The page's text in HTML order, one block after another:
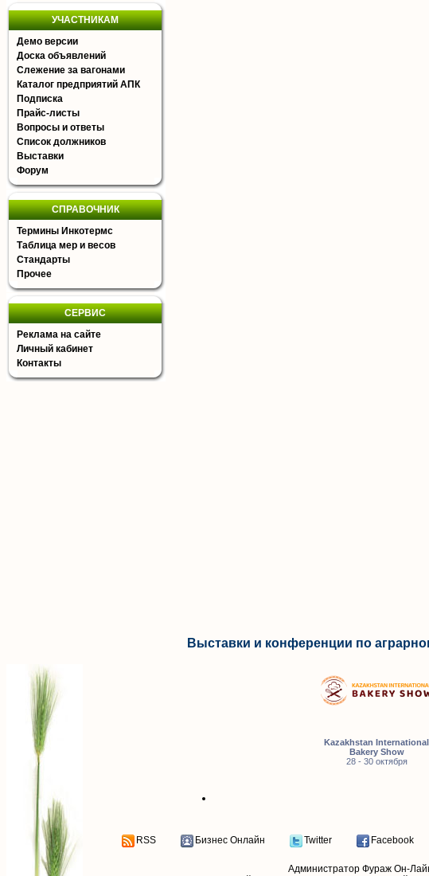
УЧАСТНИКАМ
Демо версии
Доска объявлений
Слежение за вагонами
Каталог предприятий АПК
Подписка
Прайс-листы
Вопросы и ответы
Список должников
Выставки
Форум
СПРАВОЧНИК
Термины Инкотермс
Таблица мер и весов
Стандарты
Прочее
СЕРВИС
Реклама на сайте
Личный кабинет
Контакты
Выставки и конференции по
Kazakhstan International
Bakery Show
28 - 30 октября
RSS Бизнес Онлайн Twitter Facebook
Администратор Фураж Он-